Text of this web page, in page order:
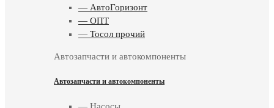
— АвтоГоризонт
— ОПТ
— Тосол прочий
Автозапчасти и автокомпоненты
Автозапчасти и автокомпоненты